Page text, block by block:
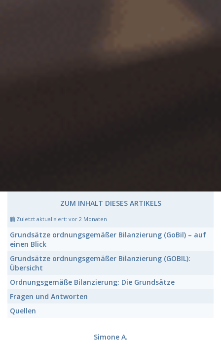
ZUM INHALT DIESES ARTIKELS
Zuletzt aktualisiert: vor 2 Monaten
Grundsätze ordnungsgemäßer Bilanzierung (GoBil) – auf
einen Blick
Grundsätze ordnungsgemäßer Bilanzierung (GOBIL):
Übersicht
Ordnungsgemäße Bilanzierung: Die Grundsätze
Fragen und Antworten
Quellen
Simone A.